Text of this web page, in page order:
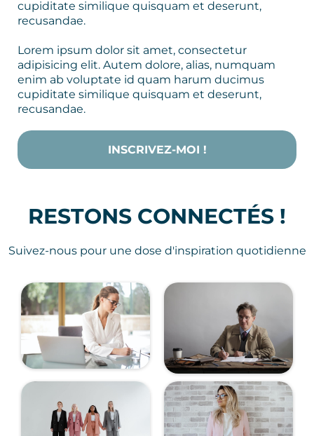
cupiditate similique quisquam et deserunt,
recusandae.
Lorem ipsum dolor sit amet, consectetur
adipisicing elit. Autem dolore, alias, numquam
enim ab voluptate id quam harum ducimus
cupiditate similique quisquam et deserunt,
recusandae.
INSCRIVEZ-MOI !
RESTONS CONNECTÉS !
Suivez-nous pour une dose d'inspiration quotidienne